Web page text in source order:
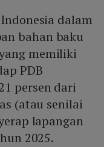
dalam
bahan baku
memiliki
PDB
persen dari
(atau senilai
lapangan
2025.